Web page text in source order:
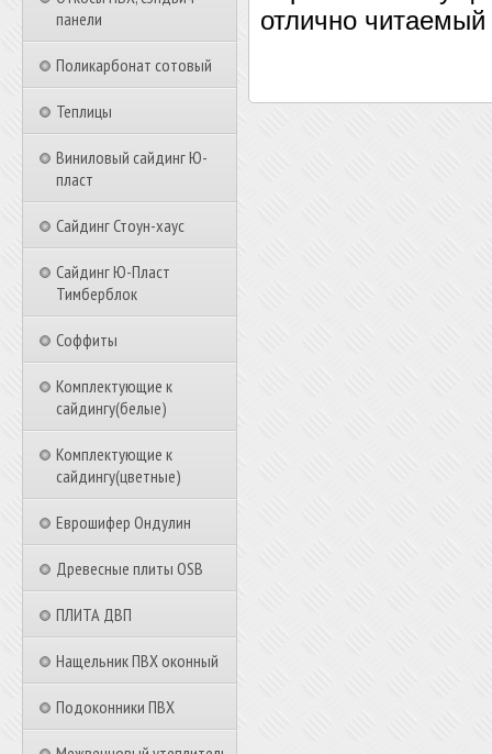
панели
Поликарбонат сотовый
Теплицы
Виниловый сайдинг Ю-
пласт
Сайдинг Стоун-хаус
Сайдинг Ю-Пласт
Тимберблок
Соффиты
Комплектующие к
сайдингу(белые)
Комплектующие к
сайдингу(цветные)
Еврошифер Ондулин
Древесные плиты OSB
ПЛИТА ДВП
Нащельник ПВХ оконный
Подоконники ПВХ
отлично